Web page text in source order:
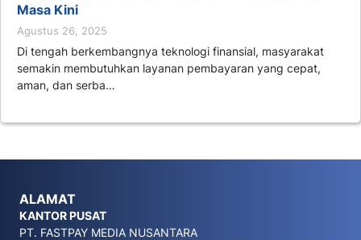
Masa Kini
Agustus 26, 2025
Di tengah berkembangnya teknologi finansial, masyarakat
semakin membutuhkan layanan pembayaran yang cepat,
aman, dan serba…
ALAMAT
KANTOR PUSAT
PT. FASTPAY MEDIA NUSANTARA